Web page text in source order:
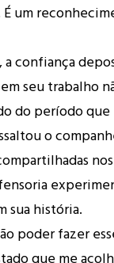
um
a confiança
seu trabalho
do período
o
sua história.
poder fazer
que me